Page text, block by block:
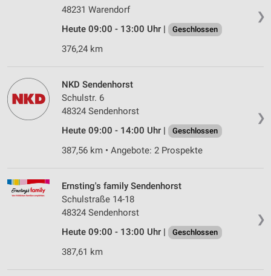
❯
48231 Warendorf
Heute 09:00 - 13:00 Uhr |
Geschlossen
376,24 km
❯
NKD Sendenhorst
Schulstr. 6
48324 Sendenhorst
Heute 09:00 - 14:00 Uhr |
Geschlossen
387,56 km • Angebote: 2 Prospekte
❯
Ernsting's family Sendenhorst
Schulstraße 14-18
48324 Sendenhorst
Heute 09:00 - 13:00 Uhr |
Geschlossen
387,61 km